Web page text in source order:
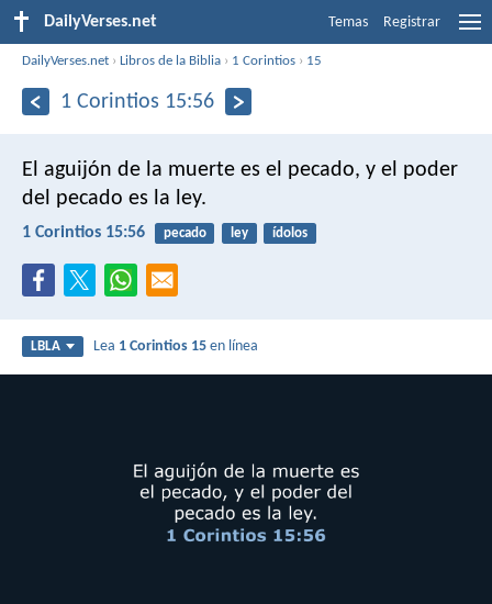
DailyVerses.net Temas Registrar
DailyVerses.net ›Libros de la Biblia › 1 Corintios › 15
1 Corintios 15:56
El aguijón de la muerte es el pecado, y el poder
del pecado es la ley.
1 Corintios 15:56 pecado ley ídolos
LBLA Lea 1 Corintios 15 en línea